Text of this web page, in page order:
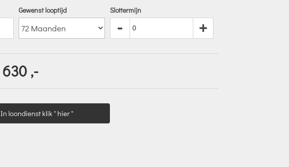
Gewenst looptijd Slottermijn
- +
630 ,-
In loondienst klik " hier "